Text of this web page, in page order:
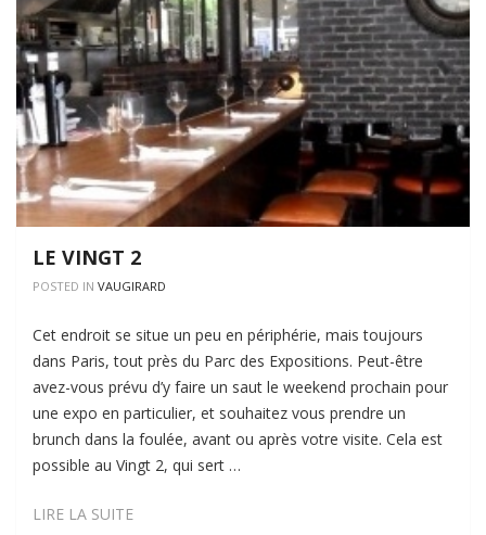
LE VINGT 2
POSTED IN VAUGIRARD
Cet endroit se situe un peu en périphérie, mais toujours
dans Paris, tout près du Parc des Expositions. Peut-être
avez-vous prévu d’y faire un saut le weekend prochain pour
une expo en particulier, et souhaitez vous prendre un
brunch dans la foulée, avant ou après votre visite. Cela est
possible au Vingt 2, qui sert …
LIRE LA SUITELE